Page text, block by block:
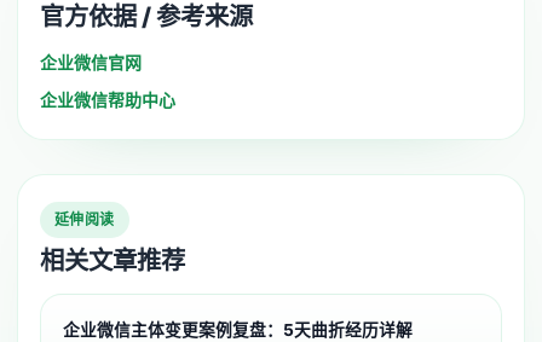
官方依据 / 参考来源
企业微信官网
企业微信帮助中心
延伸阅读
相关文章推荐
企业微信主体变更案例复盘：5天曲折经历详解